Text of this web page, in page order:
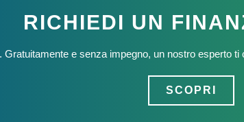
RICHIEDI UN
e senza impegno, un nostro esperto
SCOPRI